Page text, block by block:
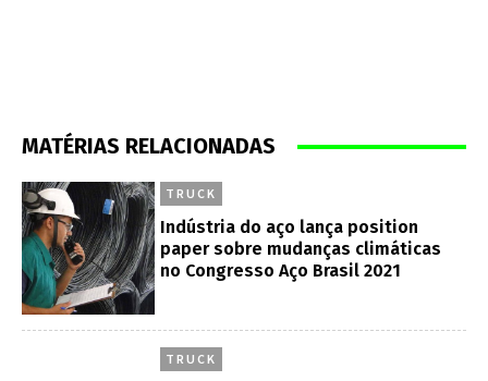
MATÉRIAS RELACIONADAS
TRUCK
Indústria do aço lança position
paper sobre mudanças climáticas
no Congresso Aço Brasil 2021
TRUCK